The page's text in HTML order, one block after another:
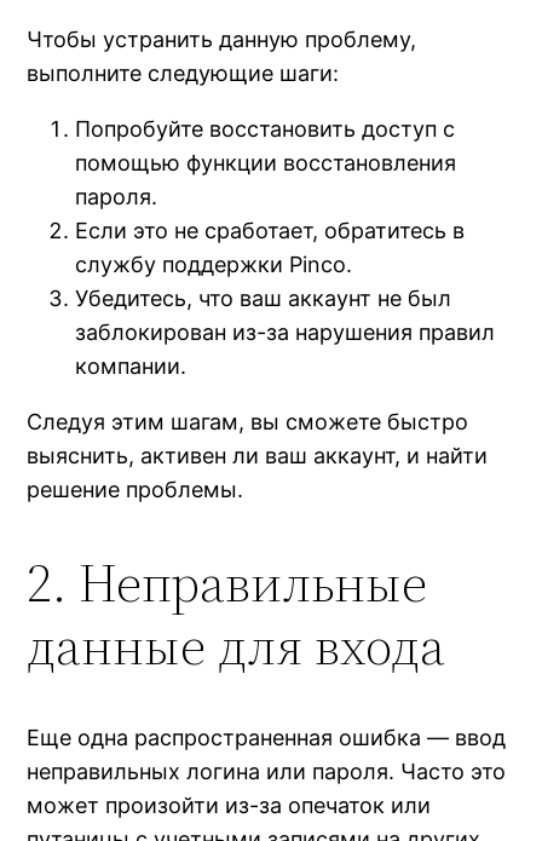
Чтобы устранить данную проблему,
выполните следующие шаги:
Попробуйте восстановить доступ с
помощью функции восстановления
пароля.
Если это не сработает, обратитесь в
службу поддержки Pinco.
Убедитесь, что ваш аккаунт не был
заблокирован из-за нарушения правил
компании.
Следуя этим шагам, вы сможете быстро
выяснить, активен ли ваш аккаунт, и найти
решение проблемы.
2. Неправильные
данные для входа
Еще одна распространенная ошибка — ввод
неправильных логина или пароля. Часто это
может произойти из-за опечаток или